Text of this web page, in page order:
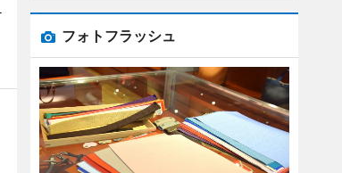
フォトフラッシュ